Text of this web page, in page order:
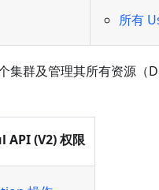
所有
集群及管理其所有资源
API (V2) 权限